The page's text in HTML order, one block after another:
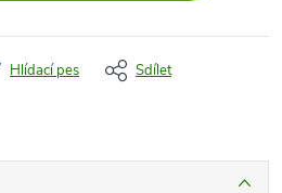
Hlídací pes Sdílet